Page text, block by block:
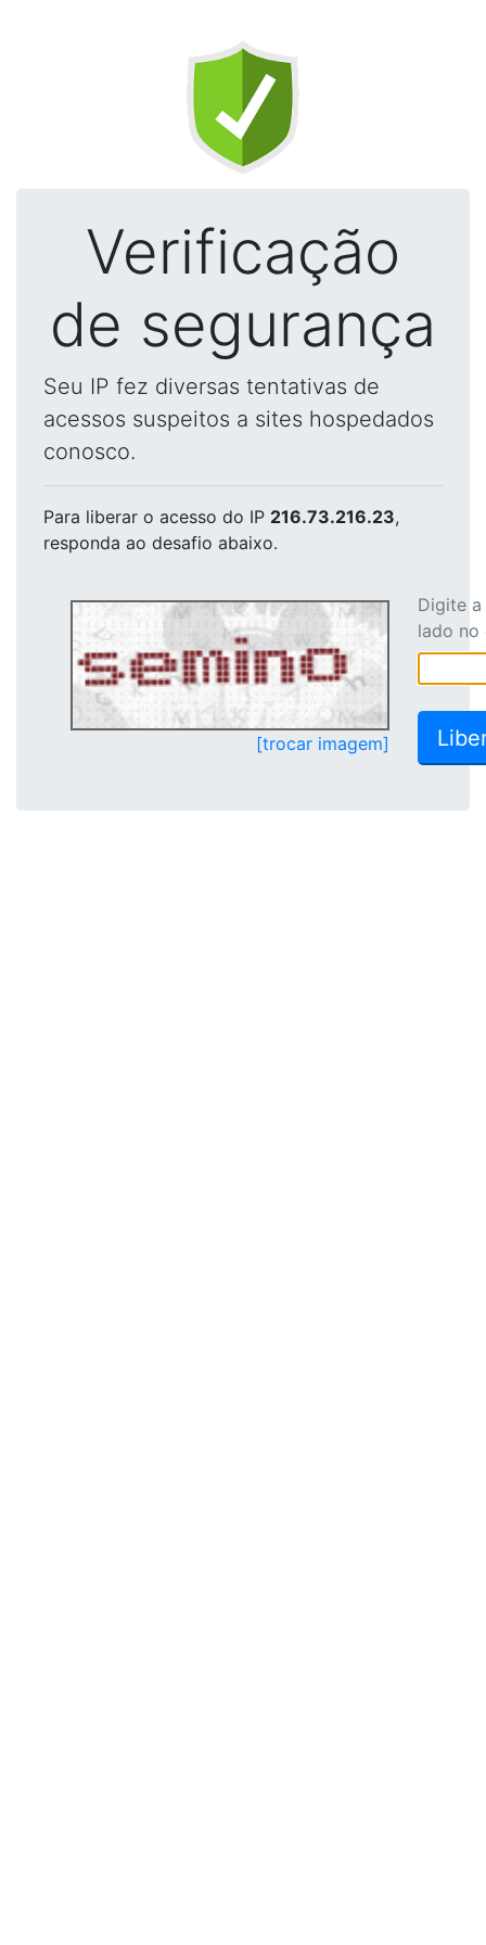
Verificação
de segurança
Seu IP fez diversas tentativas de
acessos suspeitos a sites hospedados
conosco.
Para liberar o acesso do IP 216.73.216.23,
responda ao desafio abaixo.
[trocar imagem]
Digite
lado no